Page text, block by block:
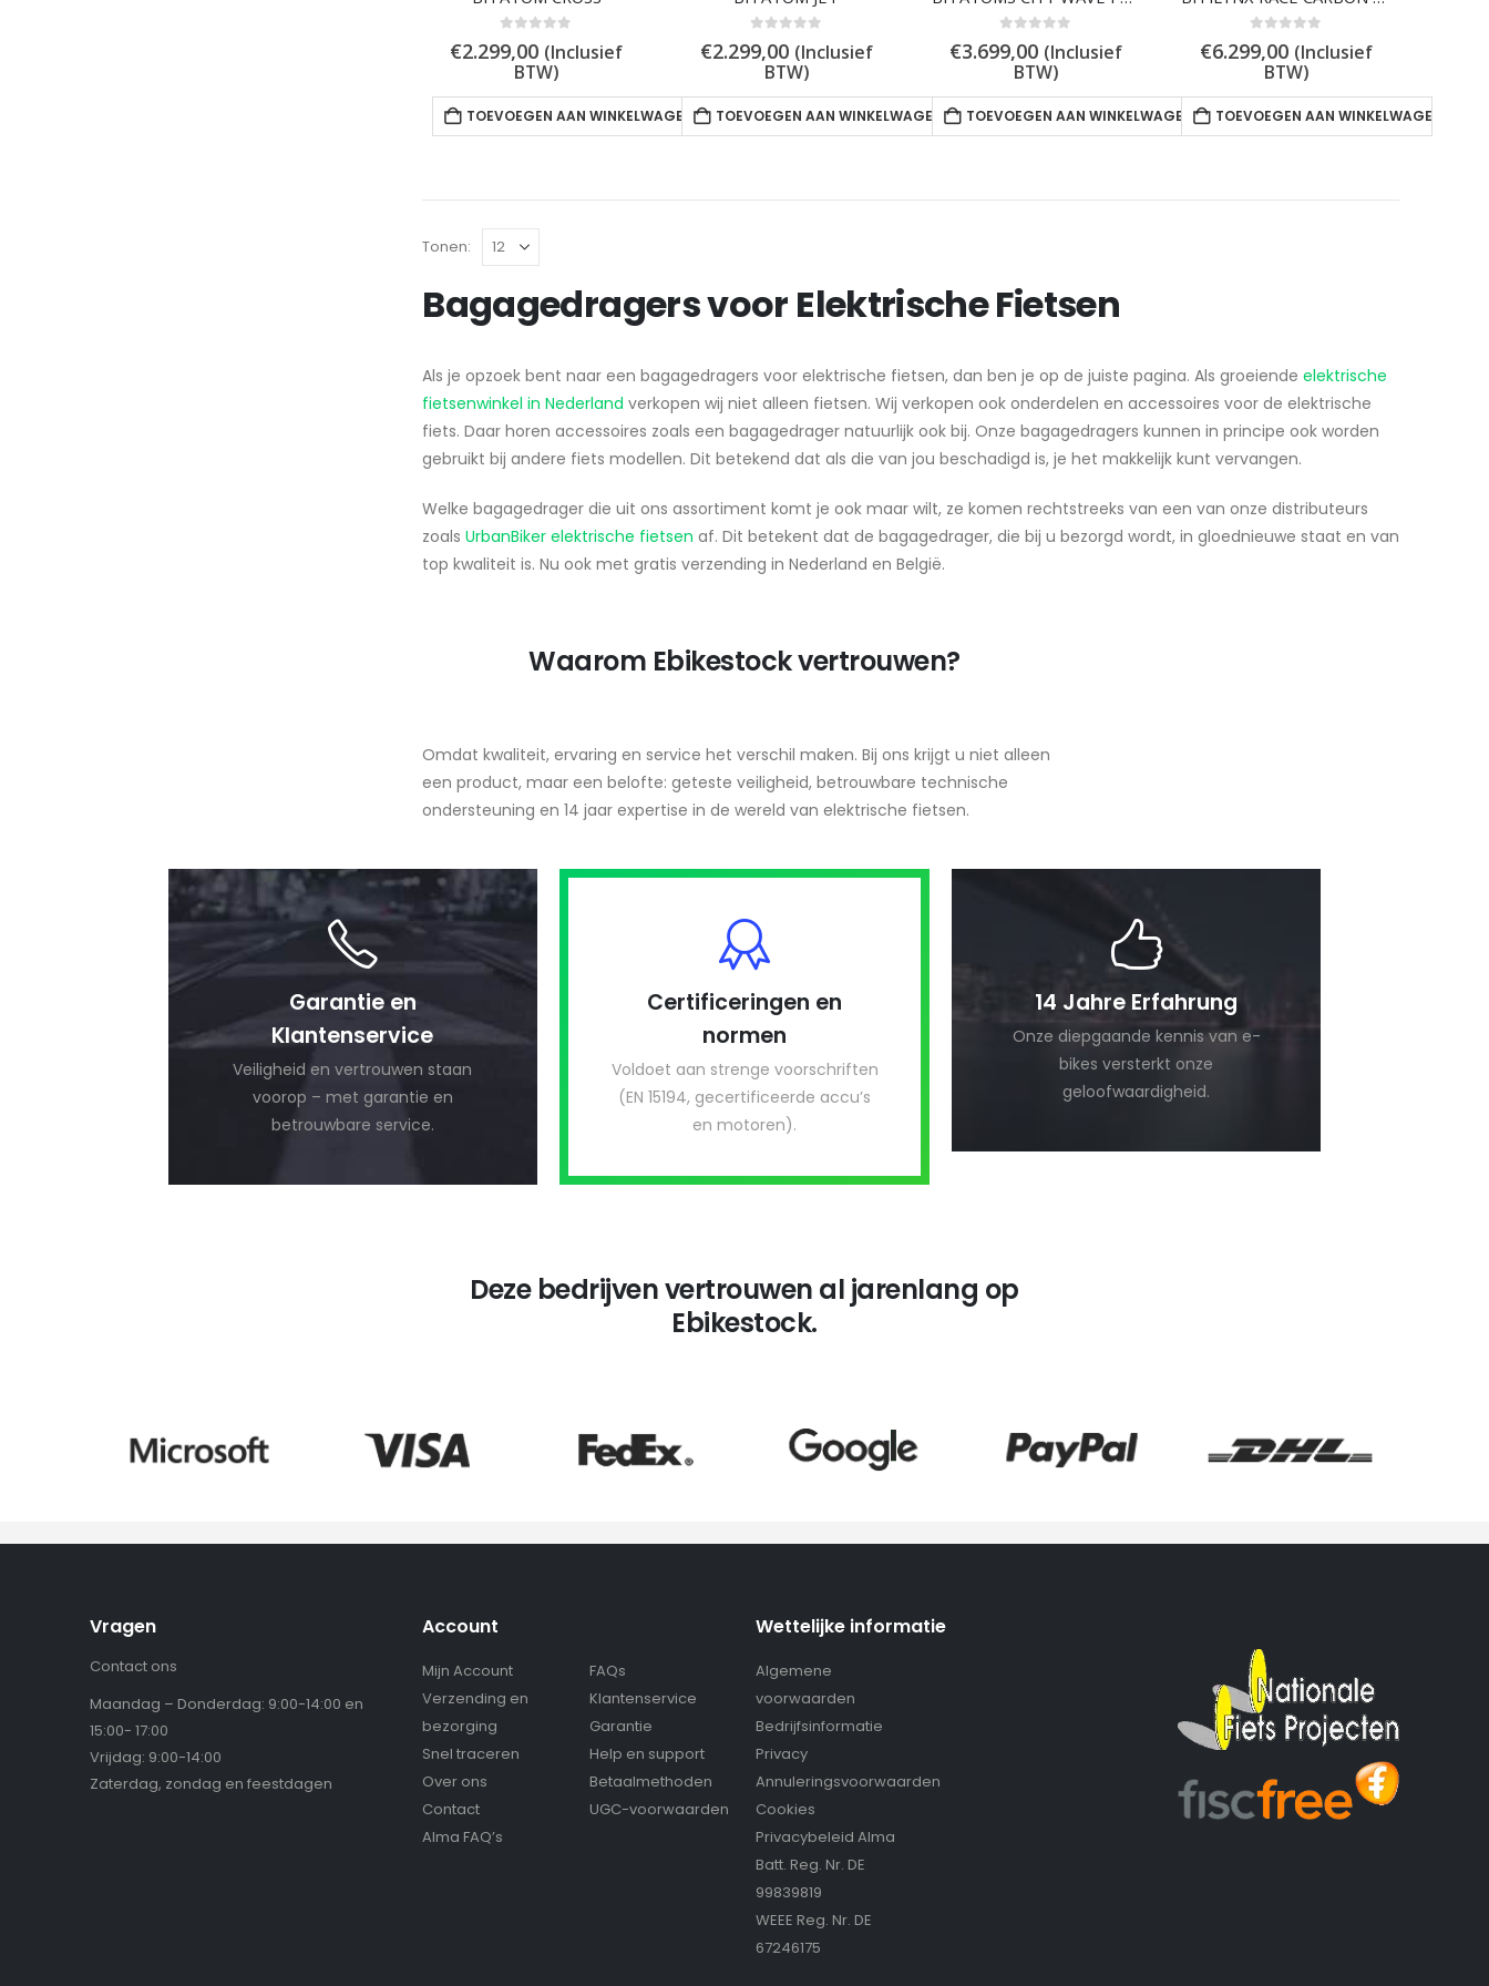
€2.299,00 (Inclusief
BTW)
TOEVOEGEN AAN WINKELWAGEN
€2.299,00 (Inclusief
BTW)
TOEVOEGEN AAN WINKELWAGEN
€3.699,00 (Inclusief
BTW)
TOEVOEGEN AAN WINKELWAGEN
€6.299,00 (Inclusief
BTW)
TOEVOEGEN AAN WINKELWAGEN
Tonen:
Bagagedragers voor Elektrische Fietsen
Als je opzoek bent naar een bagagedragers voor elektrische fietsen, dan ben je op de juiste pagina. Als groeiendeelektrische
fietsenwinkel in Nederland verkopen wij niet alleen fietsen. Wij verkopen ook onderdelen en accessoires voor de elektrische
fiets. Daar horen accessoires zoals een bagagedrager natuurlijk ook bij. Onze bagagedragers kunnen in principe ook worden
gebruikt bij andere fiets modellen. Dit betekend dat als die van jou beschadigd is, je het makkelijk kunt vervangen.
Welke bagagedrager die uit ons assortiment komt je ook maar wilt, ze komen rechtstreeks van een van onze distributeurs
zoalsUrbanBiker elektrische fietsen af. Dit betekent dat de bagagedrager, die bij u bezorgd wordt, in gloednieuwe staat en van
top kwaliteit is. Nu ook met gratis verzending in Nederland en België.
Waarom Ebikestock vertrouwen?
Omdat kwaliteit, ervaring en service het verschil maken. Bij ons krijgt u niet alleen
een product, maar een belofte: geteste veiligheid, betrouwbare technische
ondersteuning en 14 jaar expertise in de wereld van elektrische fietsen.
Garantie en
Klantenservice
Veiligheid en vertrouwen staan
voorop – met garantie en
betrouwbare service.
Certificeringen en
normen
Voldoet aan strenge voorschriften
(EN 15194, gecertificeerde accu’s
en motoren).
14 Jahre Erfahrung
Onze diepgaande kennis van e-
bikes versterkt onze
geloofwaardigheid.
Deze bedrijven vertrouwen al jarenlang op
Ebikestock.
Vragen
Contact ons
Maandag – Donderdag: 9:00-14:00 en
15:00- 17:00
Vrijdag: 9:00-14:00
Zaterdag, zondag en feestdagen
Account
Mijn Account
Verzending en
bezorging
Snel traceren
Over ons
Contact
Alma FAQ’s
FAQs
Klantenservice
Garantie
Help en support
Betaalmethoden
UGC-voorwaarden
Wettelijke informatie
Algemene
voorwaarden
Bedrijfsinformatie
Privacy
Annuleringsvoorwaarden
Cookies
Privacybeleid Alma
Batt. Reg. Nr. DE
99839819
WEEE Reg. Nr. DE
67246175